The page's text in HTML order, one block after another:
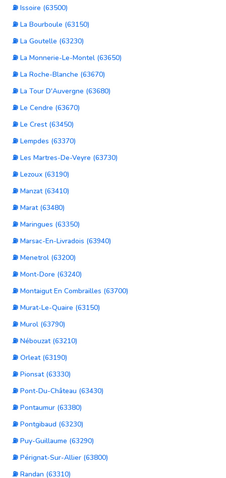
⛽ Issoire (63500)
⛽ La Bourboule (63150)
⛽ La Goutelle (63230)
⛽ La Monnerie-Le-Montel (63650)
⛽ La Roche-Blanche (63670)
⛽ La Tour D'Auvergne (63680)
⛽ Le Cendre (63670)
⛽ Le Crest (63450)
⛽ Lempdes (63370)
⛽ Les Martres-De-Veyre (63730)
⛽ Lezoux (63190)
⛽ Manzat (63410)
⛽ Marat (63480)
⛽ Maringues (63350)
⛽ Marsac-En-Livradois (63940)
⛽ Menetrol (63200)
⛽ Mont-Dore (63240)
⛽ Montaigut En Combrailles (63700)
⛽ Murat-Le-Quaire (63150)
⛽ Murol (63790)
⛽ Nébouzat (63210)
⛽ Orleat (63190)
⛽ Pionsat (63330)
⛽ Pont-Du-Château (63430)
⛽ Pontaumur (63380)
⛽ Pontgibaud (63230)
⛽ Puy-Guillaume (63290)
⛽ Pérignat-Sur-Allier (63800)
⛽ Randan (63310)